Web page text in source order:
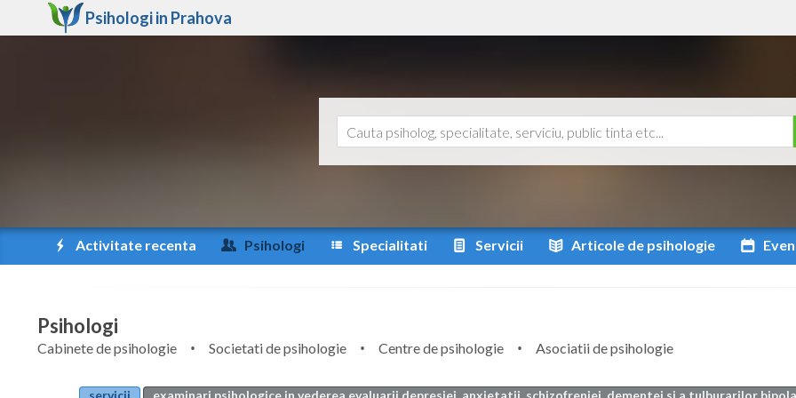
Psihologi in Prahova
Activitate recenta Psihologi Specialitati Servicii Articole de psihologie
Psihologi
Cabinete de psihologie Societati de psihologie Centre de psihologie
Asociatii de psihologie
servicii
examinari psihologice in vederea evaluarii depresiei, anxietatii, schizofreniei, dementei si a tulburarilor